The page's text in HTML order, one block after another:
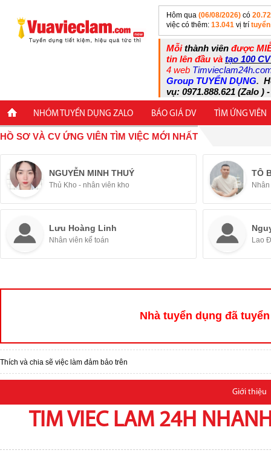
Hôm qua (06/08/2026) có
việc có thêm: 13.041 vị trí
Mỗithành viên được
tin lên đầu và tạo 100
4 web
Group TUYỂN DỤNG.
vụ: 0971.888.621 (Zalo )
NHÓM TUYỂN DỤNG ZALO BÁO GIÁ DV TÌM ỨNG VIÊN
HỒ SƠ VÀ CV ỨNG VIÊN TÌM VIỆC MỚI NHẤT
NGUYỄN MINH THUÝ
Thủ Kho - nhân viên kho
TÔ
Lưu Hoàng Linh
Nhân viên kế toán Lao
Nhà tuyển dụng đã
Thích và chia sẽ việc làm đảm bảo trên
Giới thiệu
TIM VIEC LAM 24H